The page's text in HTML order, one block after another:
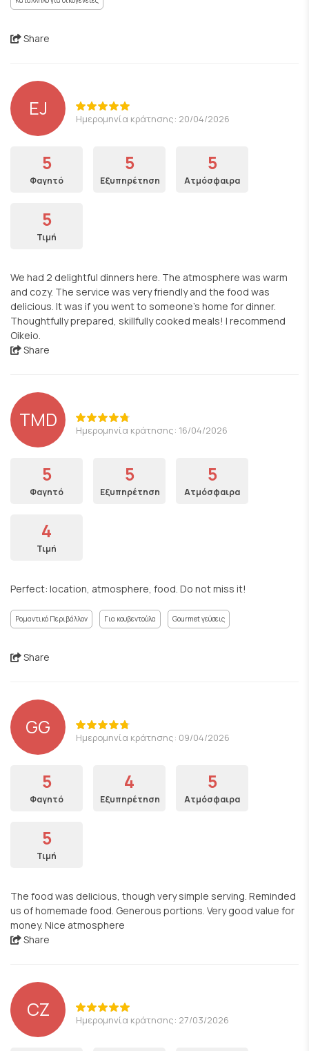
Share
EJ Ημερομηνία κράτησης: 20/04/2026
5
Φαγητό
5
Εξυπηρέτηση
5
Ατμόσφαιρα
5
Τιμή
We had 2 delightful dinners here. The atmosphere was warm
and cozy. The service was very friendly and the food was
delicious. It was if you went to someone’s home for dinner.
Thoughtfully prepared, skillfully cooked meals! I recommend
Oikeio.
Share
TMD Ημερομηνία κράτησης: 16/04/2026
5
Φαγητό
5
Εξυπηρέτηση
5
Ατμόσφαιρα
4
Τιμή
Perfect: location, atmosphere, food. Do not miss it!
Ρομαντικό Περιβάλλον Για κουβεντούλα Gourmet γεύσεις
Share
GG Ημερομηνία κράτησης: 09/04/2026
5
Φαγητό
4
Εξυπηρέτηση
5
Ατμόσφαιρα
5
Τιμή
The food was delicious, though very simple serving. Reminded
us of homemade food. Generous portions. Very good value for
money. Nice atmosphere
Share
CZ Ημερομηνία κράτησης: 27/03/2026